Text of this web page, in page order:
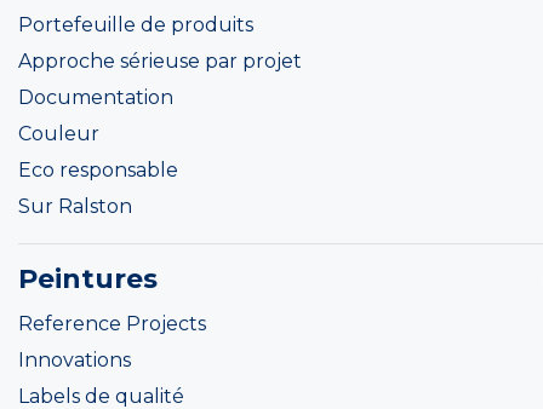
Portefeuille de produits
Approche sérieuse par projet
Documentation
Couleur
Eco responsable
Sur Ralston
Peintures
Reference Projects
Innovations
Labels de qualité